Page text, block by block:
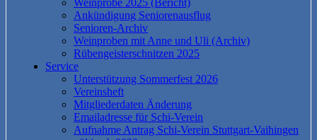
Weinprobe 2025 (Bericht)
Ankündigung Seniorenausflug
Senioren-Archiv
Weinproben mit Anne und Uli (Archiv)
Rübengeisterschnitzen 2025
Service
Unterstützung Sommerfest 2026
Vereinsheft
Mitgliederdaten Änderung
Emailadresse für Schi-Verein
Aufnahme Antrag Schi-Verein Stuttgart-Vaihingen